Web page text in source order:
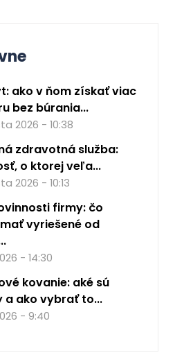
ako v ňom získať viac
bez búrania...
2026 - 10:38
zdravotná služba:
o ktorej veľa...
2026 - 10:13
firmy: čo
vyriešené od
- 14:30
kovanie: aké sú
a ako vybrať to...
- 9:40